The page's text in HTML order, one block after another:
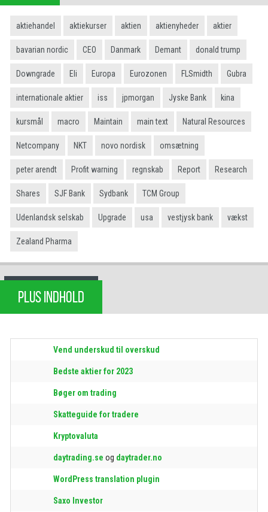
aktiehandel aktiekurser aktien aktienyheder aktier
bavarian nordic CEO Danmark Demant donald trump
Downgrade Eli Europa Eurozonen FLSmidth Gubra
internationale aktier iss jpmorgan Jyske Bank kina
kursmål macro Maintain main text Natural Resources
Netcompany NKT novo nordisk omsætning
peter arendt Profit warning regnskab Report Research
Shares SJF Bank Sydbank TCM Group
Udenlandsk selskab Upgrade usa vestjysk bank vækst
Zealand Pharma
PLUS INDHOLD
Vend underskud til overskud
Bedste aktier for 2023
Bøger om trading
Skatteguide for tradere
Kryptovaluta
daytrading.se og daytrader.no
WordPress translation plugin
Saxo Investor